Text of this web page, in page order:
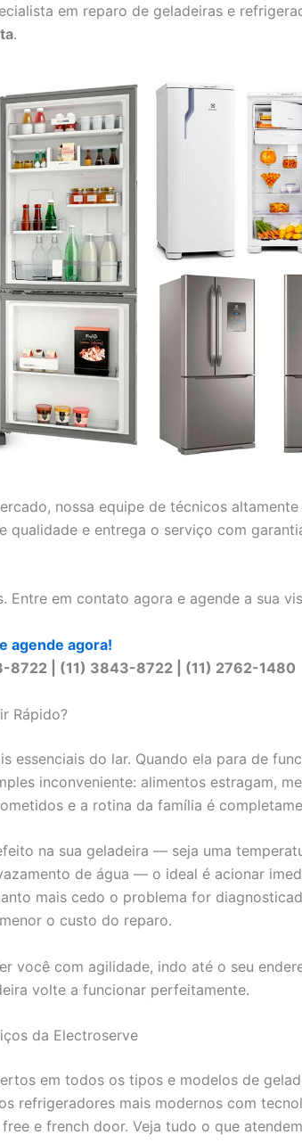
em reparo de geladeiras e
.
nossa equipe de técnicos
qualidade e entrega o serviço com
Entre em contato agora e agende a sua
agende agora!
8722 | (11) 3843-8722 | (11) 2762-1480
Rápido?
essenciais do lar. Quando ela para de
inconveniente: alimentos estragam,
e a rotina da família é
na sua geladeira — seja uma
de água — o ideal é acionar
mais cedo o problema for
o custo do reparo.
você com agilidade, indo até o seu
volte a funcionar perfeitamente.
da Electroserve
em todos os tipos e modelos de
refrigeradores mais modernos com
e french door. Veja tudo o que